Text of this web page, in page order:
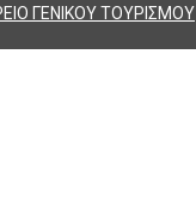
ΓΕΝΙΚΟΥ ΤΟΥΡΙΣΜΟΥ